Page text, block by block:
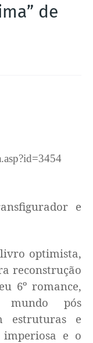
de
e
optimista,
reconstrução
6º romance,
mundo pós
estruturas e
imperiosa e o